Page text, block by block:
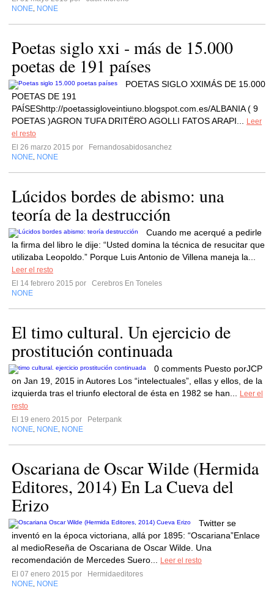
NONE NONE
Poetas siglo xxi - más de 15.000
poetas de 191 países
POETAS SIGLO XXIMÁS DE 15.000
POETAS DE 191
PAÍSEShttp://poetassigloveintiuno.blogspot.com.es/ALBANIA ( 9
POETAS )AGRON TUFA DRITËRO AGOLLI FATOS ARAPI...
Leer
el resto
El 26 marzo 2015 por
Fernandosabidosanchez
NONE NONE
Lúcidos bordes de abismo: una
teoría de la destrucción
Cuando me acerqué a pedirle
la firma del libro le dije: “Usted domina la técnica de resucitar que
utilizaba Leopoldo.” Porque Luis Antonio de Villena maneja la...
Leer el resto
El 14 febrero 2015 por
Cerebros En Toneles
NONE
El timo cultural. Un ejercicio de
prostitución continuada
0 comments Puesto porJCP
on Jan 19, 2015 in Autores Los “intelectuales”, ellas y ellos, de la
izquierda tras el triunfo electoral de ésta en 1982 se han...
Leer el
resto
El 19 enero 2015 por
Peterpank
NONE NONE NONE
Oscariana de Oscar Wilde (Hermida
Editores, 2014) En La Cueva del
Erizo
Twitter se
inventó en la época victoriana, allá por 1895: “Oscariana”Enlace
al medioReseña de Oscariana de Oscar Wilde. Una
recomendación de Mercedes Suero...
Leer el resto
El 07 enero 2015 por
Hermidaeditores
NONE NONE